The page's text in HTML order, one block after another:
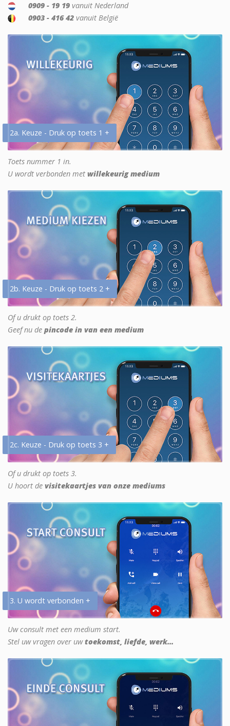
0909 - 19 19 vanuit Nederland
0903 - 416 42 vanuit België
2a. Keuze - Druk op toets 1 +
Toets nummer 1 in.
U wordt verbonden met willekeurig medium
2b. Keuze - Druk op toets 2 +
Of u drukt op toets 2.
Geef nu de pincode in van een medium
2c. Keuze - Druk op toets 3 +
Of u drukt op toets 3.
U hoort de visitekaartjes van onze mediums
3. U wordt verbonden +
Uw consult met een medium start.
Stel uw vragen over uwtoekomst, liefde, werk...